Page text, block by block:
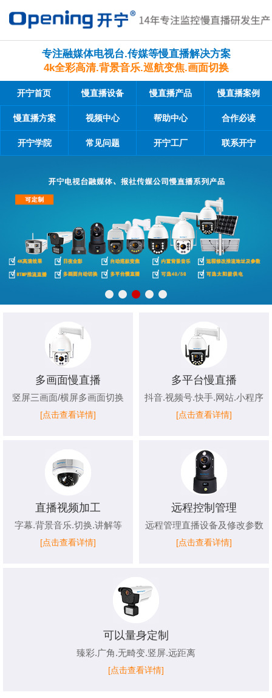
专注融媒体电视台.传媒等慢直播解决方案
4k全彩高清.背景音乐.巡航变焦.画面切换
开宁首页 慢直播设备 慢直播产品 慢直播案例
慢直播方案 视频中心 帮助中心 合作必读
开宁学院 常见问题 开宁工厂 联系开宁
多画面慢直播
竖屏三画面/横屏多画面切换
[点击查看详情]
多平台慢直播
抖音.视频号.快手.网站.小程序
[点击查看详情]
直播视频加工
字幕.背景音乐.切换.讲解等
[点击查看详情]
远程控制管理
远程管理直播设备及修改参数
[点击查看详情]
可以量身定制
臻彩.广角.无畸变.竖屏.远距离
[点击查看详情]